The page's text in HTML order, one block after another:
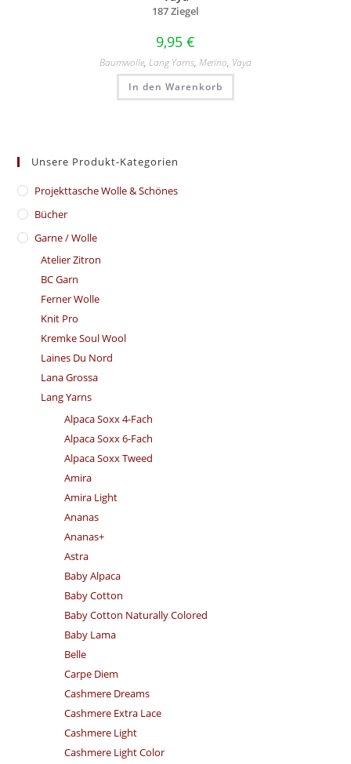
187 Ziegel
9,95 €
Baumwolle, Lang Yarns, Merino, Vaya
In den Warenkorb
Unsere Produkt-Kategorien
​Projekttasche Wolle & Schönes
Bücher
Garne / Wolle
Atelier Zitron
BC Garn
Ferner Wolle
Knit Pro
Kremke Soul Wool
Laines Du Nord
Lana Grossa
Lang Yarns
Alpaca Soxx 4-Fach
Alpaca Soxx 6-Fach
Alpaca Soxx Tweed
Amira
Amira Light
Ananas
Ananas+
Astra
Baby Alpaca
Baby Cotton
Baby Cotton Naturally Colored
Baby Lama
Belle
Carpe Diem
Cashmere Dreams
Cashmere Extra Lace
Cashmere Light
Cashmere Light Color